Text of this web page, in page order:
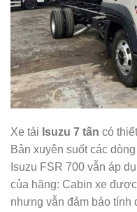
Xe tải Isuzu 7 tấn có
Bản xuyên suốt các
Isuzu FSR 700 vẫn áp
của hãng: Cabin xe
nhưng vẫn đảm bảo tính